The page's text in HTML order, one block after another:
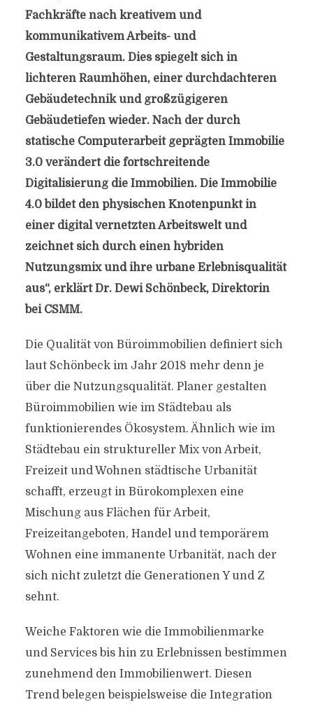
Fachkräfte nach kreativem und
kommunikativem Arbeits- und
Gestaltungsraum. Dies spiegelt sich in
lichteren Raumhöhen, einer durchdachteren
Gebäudetechnik und großzügigeren
Gebäudetiefen wieder. Nach der durch
statische Computerarbeit geprägten Immobilie
3.0 verändert die fortschreitende
Digitalisierung die Immobilien. Die Immobilie
4.0 bildet den physischen Knotenpunkt in
einer digital vernetzten Arbeitswelt und
zeichnet sich durch einen hybriden
Nutzungsmix und ihre urbane Erlebnisqualität
aus“, erklärt Dr. Dewi Schönbeck, Direktorin
bei CSMM.
Die Qualität von Büroimmobilien definiert sich
laut Schönbeck im Jahr 2018 mehr denn je
über die Nutzungsqualität. Planer gestalten
Büroimmobilien wie im Städtebau als
funktionierendes Ökosystem. Ähnlich wie im
Städtebau ein struktureller Mix von Arbeit,
Freizeit und Wohnen städtische Urbanität
schafft, erzeugt in Bürokomplexen eine
Mischung aus Flächen für Arbeit,
Freizeitangeboten, Handel und temporärem
Wohnen eine immanente Urbanität, nach der
sich nicht zuletzt die Generationen Y und Z
sehnt.
Weiche Faktoren wie die Immobilienmarke
und Services bis hin zu Erlebnissen bestimmen
zunehmend den Immobilienwert. Diesen
Trend belegen beispielsweise die Integration